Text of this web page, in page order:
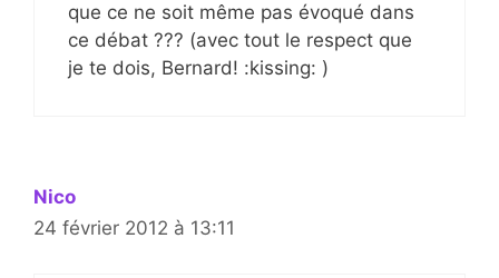
que ce ne soit même pas évoqué dans
ce débat ??? (avec tout le respect que
je te dois, Bernard! :kissing: )
Nico
24 février 2012 à 13:11